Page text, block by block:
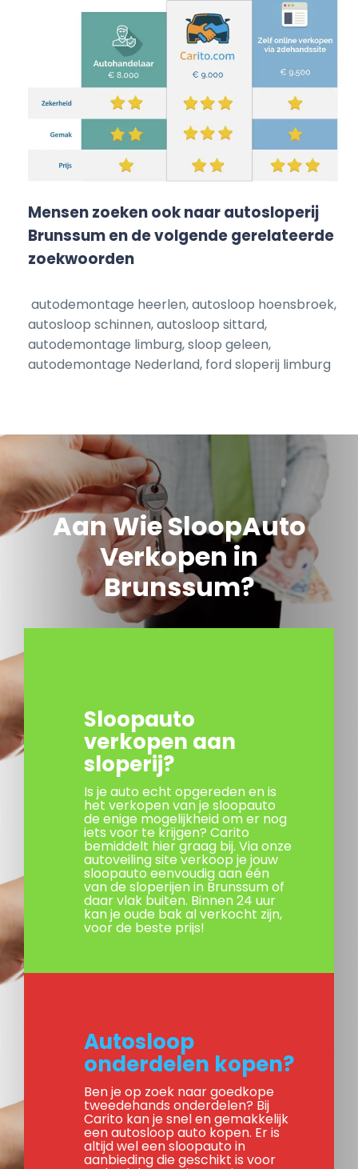
Mensen zoeken ook naar autosloperij
Brunssum en de volgende gerelateerde
zoekwoorden
autodemontage heerlen, autosloop hoensbroek,
autosloop schinnen, autosloop sittard,
autodemontage limburg, sloop geleen,
autodemontage Nederland, ford sloperij limburg
Aan Wie SloopAuto
Verkopen in
Brunssum?
Sloopauto
verkopen aan
sloperij?
Is je auto echt opgereden en is
het verkopen van je sloopauto
de enige mogelijkheid om er nog
iets voor te krijgen? Carito
bemiddelt hier graag bij. Via onze
autoveiling site verkoop je jouw
sloopauto eenvoudig aan één
van de sloperijen in Brunssum of
daar vlak buiten. Binnen 24 uur
kan je oude bak al verkocht zijn,
voor de beste prijs!
Autosloop
onderdelen kopen?
Ben je op zoek naar goedkope
tweedehands onderdelen? Bij
Carito kan je snel en gemakkelijk
een autosloop auto kopen. Er is
altijd wel een sloopauto in
aanbieding die geschikt is voor